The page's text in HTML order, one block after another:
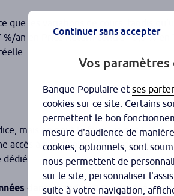
que les variations de cours, tandis
an en Price Return contre +9,0 %
mais on peut le fairevia des ETF
accès à des dizaines de titres, une
dédié
dans un indice ? Quel a été le
Continuer sans accepter
Vos
Banque Populaire et ses
cookies sur ce site. Certains
permettent le bon
mesure d'audience de
cookies, optionnels, sont
nous permettent de
sur le site, personnaliser
suite à votre navigation,